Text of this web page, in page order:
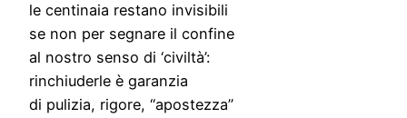
le centinaia restano invisibili
se non per segnare il confine
al nostro senso di ‘civiltà’:
rinchiuderle è garanzia
di pulizia, rigore, “apostezza”